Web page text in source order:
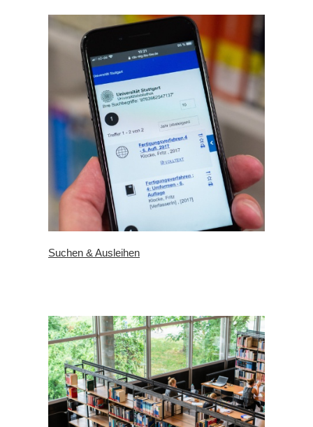
Suchen & Ausleihen